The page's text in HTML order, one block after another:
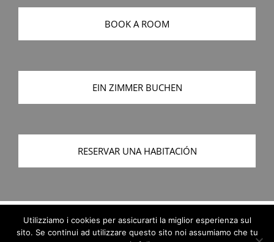
BOOK A ROOM
EIN ZIMMER BUCHEN
RESERVAR UNA HABITACIÓN
© Copyright2026 | All rights reserved |Privacy Policy|Terms and
Conditions
+39 393 9923431 | +39 393 1404040 | +39 393 9958202
Utilizziamo i cookies per assicurarti la miglior esperienza sul
sito. Se continui ad utilizzare questo sito noi assumiamo che tu